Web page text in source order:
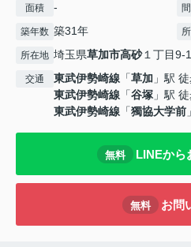
面積 -
築年数 築31年
所在地 埼玉県草加市高砂１丁目9-
交通 東武伊勢崎線 「草加 」駅
東武伊勢崎線 「谷塚 」駅
東武伊勢崎線 「獨協大学前
無料 LINEから
無料 お問